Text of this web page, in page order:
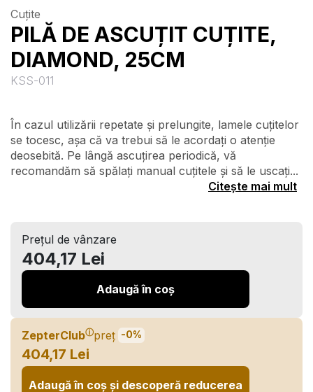
Cuțite
PILĂ DE ASCUȚIT CUȚITE,
DIAMOND, 25CM
KSS-011
În cazul utilizării repetate și prelungite, lamele cuțitelor
se tocesc, așa că va trebui să le acordați o atenție
deosebită. Pe lângă ascuțirea periodică, vă
recomandăm să spălați manual cuțitele și să le uscați...
Citește mai mult
Prețul de vânzare
404,17 Lei
Adaugă în coș
ZepterClubⓘpreț -0%
404,17 Lei
Adaugă în coș și descoperă reducerea